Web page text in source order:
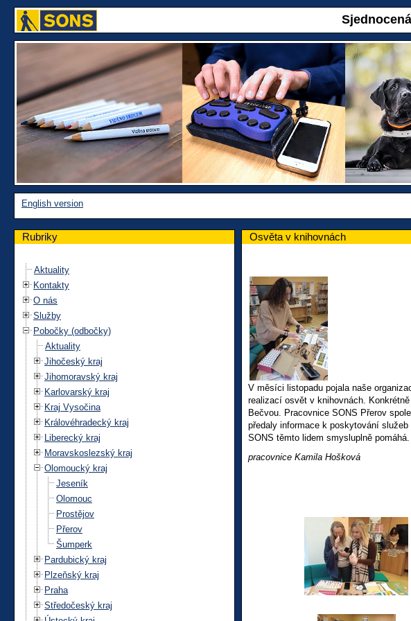
English version
Rubriky
Aktuality
Kontakty
O nás
Služby
Pobočky (odbočky)
Aktuality
Jihočeský kraj
Jihomoravský kraj
Karlovarský kraj
Kraj Vysočina
Královéhradecký kraj
Liberecký kraj
Moravskoslezský kraj
Olomoucký kraj
Jeseník
Olomouc
Prostějov
Přerov
Šumperk
Pardubický kraj
Plzeňský kraj
Praha
Středočeský kraj
Osvěta v knihovnách
V měsíci listopadu pojala naše
realizací osvět v knihovnách.
Bečvou. Pracovnice SONS Přerov
předaly informace k poskytování
SONS těmto lidem smysluplně pomáhá.
pracovnice Kamila Hošková